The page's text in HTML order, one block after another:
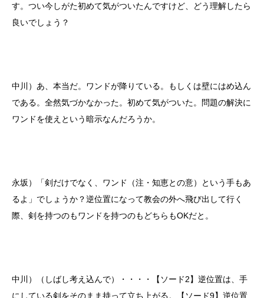
す。つい今しがた初めて気がついたんですけど、どう理解したら
良いでしょう？
中川）あ、本当だ。ワンドが降りている。もしくは壁にはめ込ん
である。全然気づかなかった。初めて気がついた。問題の解決に
ワンドを使えという暗示なんだろうか。
永坂）「剣だけでなく、ワンド（注・知恵との意）という手もあ
るよ」でしょうか？逆位置になって教会の外へ飛び出して行く
際、剣を持つのもワンドを持つのもどちらもOKだと。
中川）（しばし考え込んで）・・・・【ソード2】逆位置は、手
にしている剣をそのまま持って立ち上がる。【ソード9】逆位置